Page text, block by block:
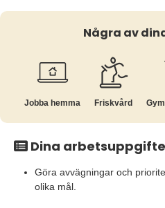
Några av
Jobba hemma Friskvård
Dina
Göra avvägningar och
olika mål.